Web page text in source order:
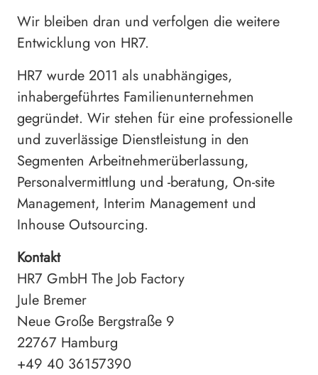
Wir bleiben dran und verfolgen die weitere
Entwicklung von HR7.
HR7 wurde 2011 als unabhängiges,
inhabergeführtes Familienunternehmen
gegründet. Wir stehen für eine professionelle
und zuverlässige Dienstleistung in den
Segmenten Arbeitnehmerüberlassung,
Personalvermittlung und -beratung, On-site
Management, Interim Management und
Inhouse Outsourcing.
Kontakt
HR7 GmbH The Job Factory
Jule Bremer
Neue Große Bergstraße 9
22767 Hamburg
+49 40 36157390